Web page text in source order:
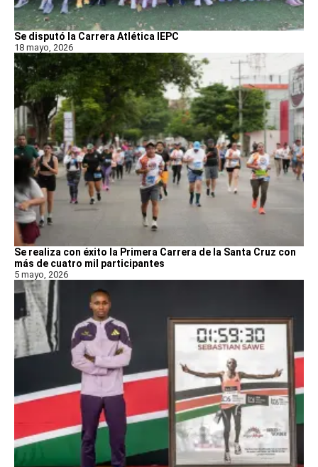
Se disputó la Carrera Atlética IEPC
18 mayo, 2026
Se realiza con éxito la Primera Carrera de la Santa Cruz con
más de cuatro mil participantes
5 mayo, 2026